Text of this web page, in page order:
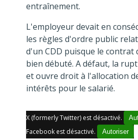
entraînement.
L'employeur devait en
les règles d'ordre public
d'un CDD puisque le contrat
bien débuté. A défaut, la
et ouvre droit à l'allocation
intérêts pour le salarié.
X (formerly Twitter) est désactivé.
Facebook est désactivé. Autoriser